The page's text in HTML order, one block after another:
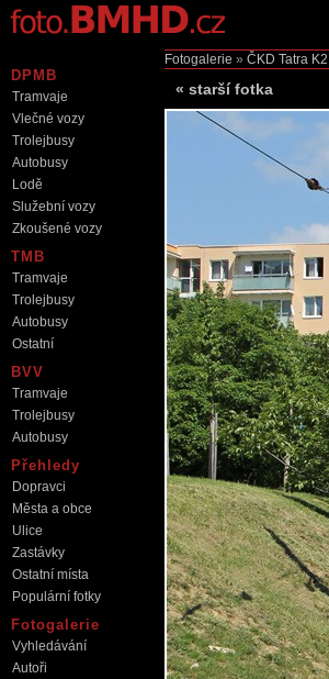
Fotogalerie » ČKD Tatra K2
« starší fotka
DPMB
Tramvaje
Vlečné vozy
Trolejbusy
Autobusy
Lodě
Služební vozy
Zkoušené vozy
TMB
Tramvaje
Trolejbusy
Autobusy
Ostatní
BVV
Tramvaje
Trolejbusy
Autobusy
Přehledy
Dopravci
Města a obce
Ulice
Zastávky
Ostatní místa
Populární fotky
Fotogalerie
Vyhledávání
Autoři